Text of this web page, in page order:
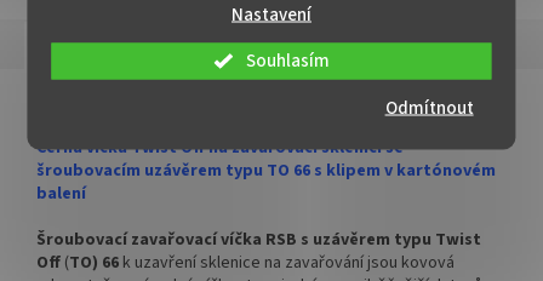
Nastavení
Odmítnout
Souhlasím
✅ Různé varianty víček TO 66
✅ Pro výhodnější cenu kupte
celý karton
✅ Víčka skladem a ihned k
odeslání!
Kupte karton víček a máte
uzávěrem Twist Off 66
✅ Objednávejte varianty víček
zdarma
odeslání!
!!! DOPRAVA ZDARMA POUZE
Popis Hodnocení
Černá víčka Twist Off na zavařovací sklenici se
šroubovacím uzávěrem typu TO 66 s klipem v kartónovém
balení
Šroubovací zavařovací víčka RSB s uzávěrem typu Twist
Off (TO) 66 k uzavření sklenice na zavařování jsou kovová